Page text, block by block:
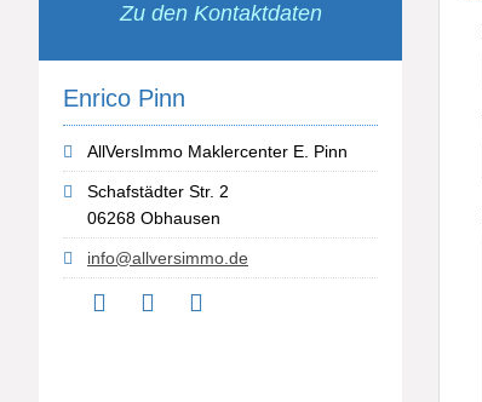
Zu den Kontaktdaten
Enrico Pinn
AllVersImmo Maklercenter E. Pinn
Schafstädter Str. 2
06268 Obhausen
info@allversimmo.de